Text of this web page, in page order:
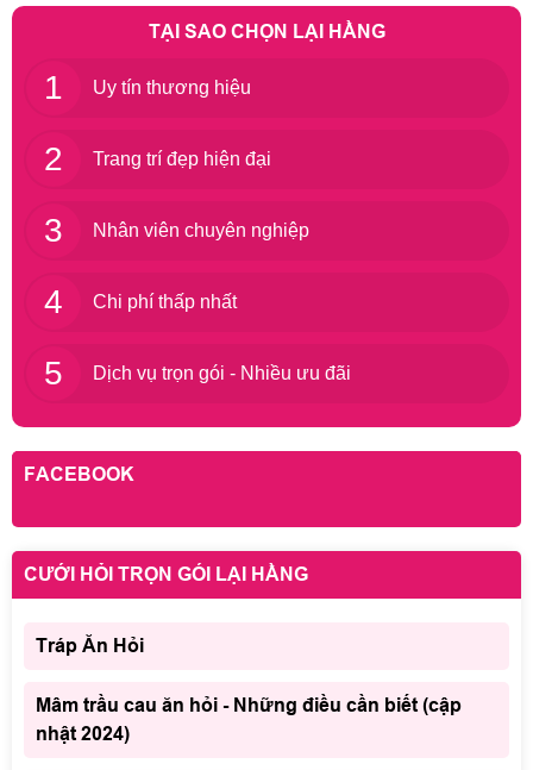
TẠI SAO CHỌN LẠI HẰNG
1 Uy tín thương hiệu
2 Trang trí đẹp hiện đại
3 Nhân viên chuyên nghiệp
4 Chi phí thấp nhất
5 Dịch vụ trọn gói - Nhiều ưu đãi
FACEBOOK
CƯỚI HỎI TRỌN GÓI LẠI HẰNG
Tráp Ăn Hỏi
Mâm trầu cau ăn hỏi - Những điều cần biết (cập
nhật 2024)